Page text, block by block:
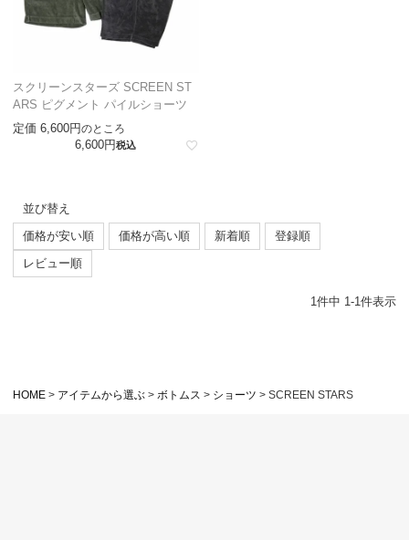
スクリーンスターズ SCREEN ST
ARS ピグメント パイルショーツ
定価 6,600 のところ
6,600 税込
並び替え
価格が安い順
価格が高い順 新着順
登録順
レビュー順
1 件中 1 -1 件表示
HOME アイテムから選ぶ ボトムス ショーツ SCREEN STARS